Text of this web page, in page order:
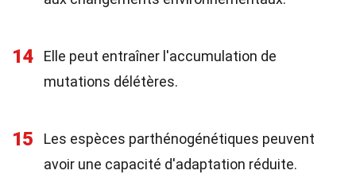
14
Elle peut entraîner l'accumulation de
mutations délétères.
15
Les espèces parthénogénétiques peuvent
avoir une capacité d'adaptation réduite.